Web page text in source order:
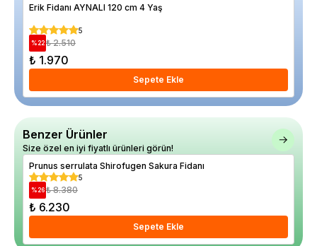
Erik Fidanı AYNALI 120 cm 4 Yaş
5
%22 ₺ 2.510
₺ 1.970
Sepete Ekle
Benzer Ürünler
Size özel en iyi fiyatlı ürünleri görün!
Prunus serrulata Shirofugen Sakura Fidanı
5
%26 ₺ 8.380
₺ 6.230
Sepete Ekle